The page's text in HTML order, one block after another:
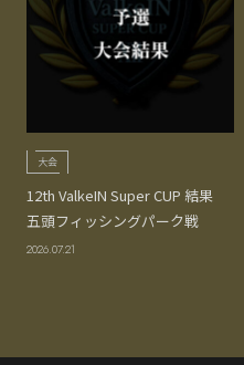
大会
12th ValkeIN Super CUP 結果
五頭フィッシングパーク戦
2026.07.21